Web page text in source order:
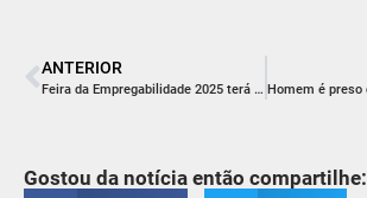
ANTERIOR
Feira da Empregabilidade 2025 terá mais empresas e espaço ampliado para o público
Gostou da notícia então compartilhe: